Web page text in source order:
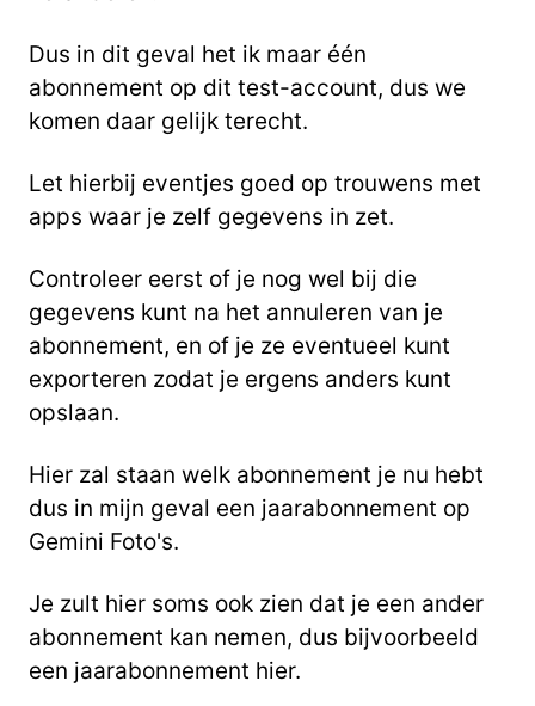
Dus in dit geval het ik maar één
abonnement op dit test-account, dus we
komen daar gelijk terecht.
Let hierbij eventjes goed op trouwens met
apps waar je zelf gegevens in zet.
Controleer eerst of je nog wel bij die
gegevens kunt na het annuleren van je
abonnement, en of je ze eventueel kunt
exporteren zodat je ergens anders kunt
opslaan.
Hier zal staan welk abonnement je nu hebt
dus in mijn geval een jaarabonnement op
Gemini Foto's.
Je zult hier soms ook zien dat je een ander
abonnement kan nemen, dus bijvoorbeeld
een jaarabonnement hier.